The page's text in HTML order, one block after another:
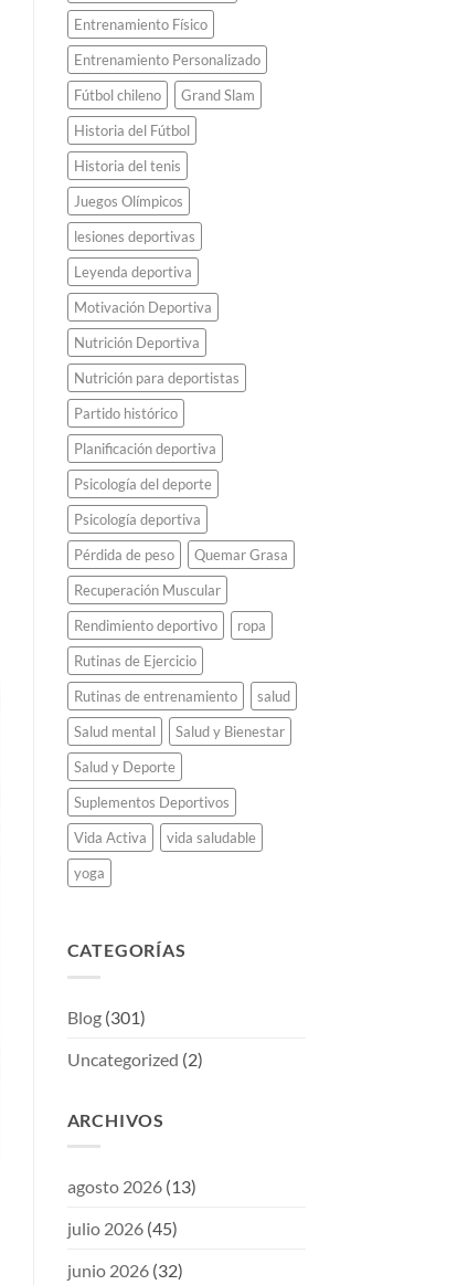
Entrenamiento Físico
Entrenamiento Personalizado
Fútbol chileno
Grand Slam
Historia del Fútbol
Historia del tenis
Juegos Olímpicos
lesiones deportivas
Leyenda deportiva
Motivación Deportiva
Nutrición Deportiva
Nutrición para deportistas
Partido histórico
Planificación deportiva
Psicología del deporte
Psicología deportiva
Pérdida de peso
Quemar Grasa
Recuperación Muscular
Rendimiento deportivo
ropa
Rutinas de Ejercicio
Rutinas de entrenamiento
salud
Salud mental
Salud y Bienestar
Salud y Deporte
Suplementos Deportivos
Vida Activa
vida saludable
yoga
CATEGORÍAS
Blog(301)
Uncategorized (2)
ARCHIVOS
agosto 2026(13)
julio 2026(45)
junio 2026(32)